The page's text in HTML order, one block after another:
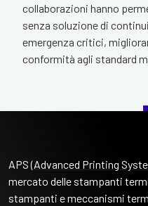
collaborazioni hanno
senza soluzione di
emergenza critici,
conformità agli standard
APS (Advanced Printing
mercato delle stampanti
stampanti e meccanismi